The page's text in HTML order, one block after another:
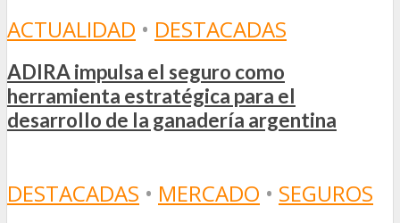
ACTUALIDAD • DESTACADAS
ADIRA impulsa el seguro como
herramienta estratégica para el
desarrollo de la ganadería argentina
DESTACADAS • MERCADO • SEGUROS